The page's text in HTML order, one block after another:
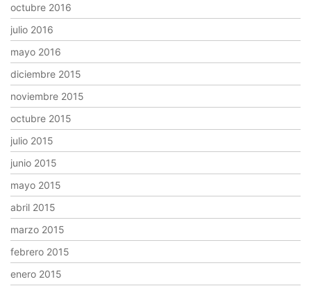
octubre 2016
julio 2016
mayo 2016
diciembre 2015
noviembre 2015
octubre 2015
julio 2015
junio 2015
mayo 2015
abril 2015
marzo 2015
febrero 2015
enero 2015